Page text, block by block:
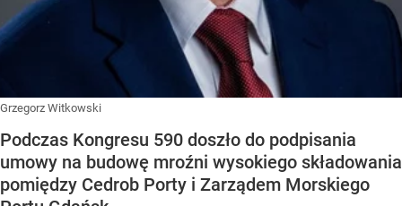
Grzegorz Witkowski
Podczas Kongresu 590 doszło do podpisania
umowy na budowę mroźni wysokiego składowania
pomiędzy Cedrob Porty i Zarządem Morskiego